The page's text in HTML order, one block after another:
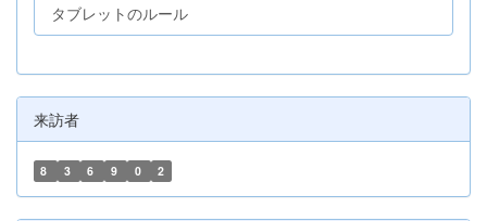
タブレットのルール
来訪者
8 3 6 9 0 2